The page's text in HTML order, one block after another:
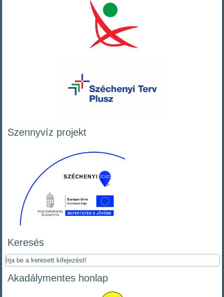
Szennyvíz projekt
Keresés
Akadálymentes honlap